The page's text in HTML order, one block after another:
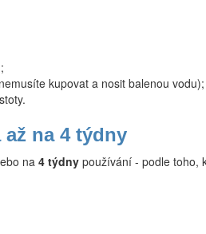
kupovat a nosit balenou vodu);
na 4 týdny
na 4 týdny používání - podle toho,